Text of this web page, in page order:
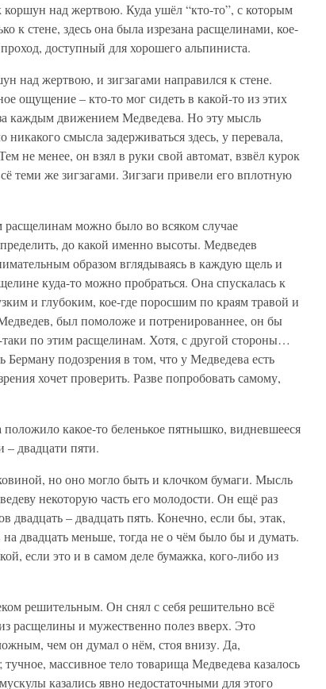
над жертвою. Куда ушёл “кто-то”, с которым
к стене, здесь она была изрезана расщелинами, кое-
доступный для хорошего альпиниста.
над жертвою, и зигзагами направился к стене.
ощущение – кто-то мог сидеть в какой-то из этих
каждым движением Медведева. Но эту мысль
смысла задерживаться здесь, у перевала,
не менее, он взял в руки свой автомат, взвёл курок
теми же зигзагами. Зигзаги привели его вплотную
можно было во всяком случае
до какой именно высоты. Медведев
образом вглядываясь в каждую щель и
куда-то можно пробраться. Она спускалась к
и глубоким, кое-где поросшим по краям травой и
был помоложе и потренированнее, он бы
таки по этим расщелинам. Хотя, с другой стороны…
подозрения в том, что у Медведева есть
хочет проверить. Разве попробовать самому,
какое-то беленькое пятнышко, видневшееся
– двадцати пяти.
но оно могло быть и клочком бумаги. Мысль
некоторую часть его молодости. Он ещё раз
двадцать – двадцать пять. Конечно, если бы, этак,
двадцать меньше, тогда не о чём было бы и думать.
если это и в самом деле бумажка, кого-либо из
решительным. Он снял с себя решительно всё
расщелины и мужественно полез вверх. Это
чем он думал о нём, стоя внизу. Да,
массивное тело товарища Медведева казалось
казались явно недостаточными для этого